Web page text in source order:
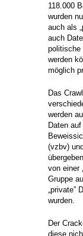
118.000
wurden
auch als
auch
politische
werden
möglich
Das
werden
Daten
(vzbv)
von einer
Gruppe
wurden.
Der
diese